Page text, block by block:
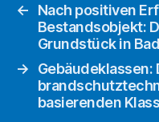
←
Nach positiven
Bestandsobjekt:
Grundstück in
→
Gebäudeklassen:
basierenden